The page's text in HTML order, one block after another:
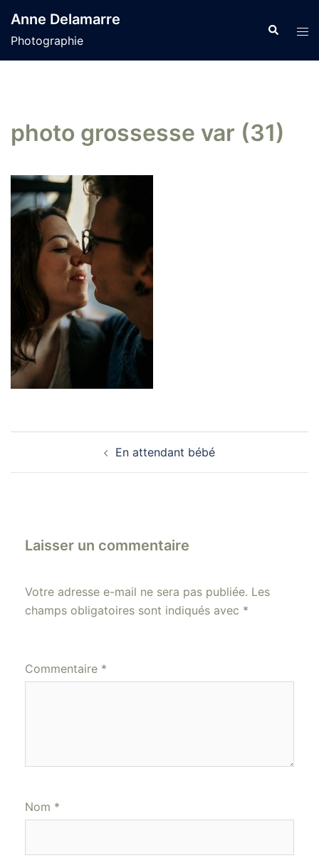
au
contenu
Anne Delamarre
Photographie
photo grossesse var (31)
En attendant bébé
Laisser un commentaire
Votre adresse e-mail ne sera pas publiée. Les
champs obligatoires sont indiqués avec *
Commentaire *
Nom *